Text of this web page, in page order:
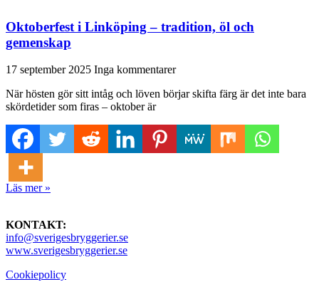
Oktoberfest i Linköping – tradition, öl och
gemenskap
17 september 2025 Inga kommentarer
När hösten gör sitt intåg och löven börjar skifta färg är det inte bara
skördetider som firas – oktober är
Läs mer »
KONTAKT:
info@sverigesbryggerier.se
www.sverigesbryggerier.se
Cookiepolicy